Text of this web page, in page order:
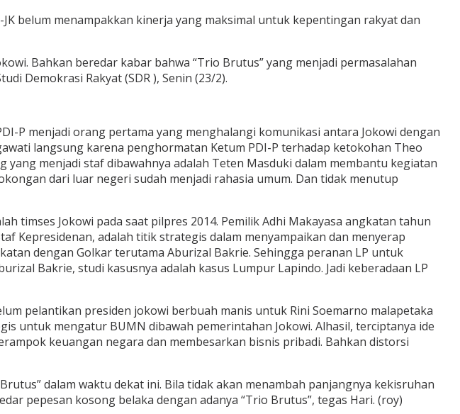
belum menampakkan kinerja yang maksimal untuk kepentingan rakyat dan
Bahkan beredar kabar bahwa “Trio Brutus” yang menjadi permasalahan
Demokrasi Rakyat (SDR ), Senin (23/2).
P menjadi orang pertama yang menghalangi komunikasi antara Jokowi dengan
langsung karena penghormatan Ketum PDI-P terhadap ketokohan Theo
menjadi staf dibawahnya adalah Teten Masduki dalam membantu kegiatan
dari luar negeri sudah menjadi rahasia umum. Dan tidak menutup
timses Jokowi pada saat pilpres 2014. Pemilik Adhi Makayasa angkatan tahun
Kepresidenan, adalah titik strategis dalam menyampaikan dan menyerap
dengan Golkar terutama Aburizal Bakrie. Sehingga peranan LP untuk
Bakrie, studi kasusnya adalah kasus Lumpur Lapindo. Jadi keberadaan LP
pelantikan presiden jokowi berbuah manis untuk Rini Soemarno malapetaka
untuk mengatur BUMN dibawah pemerintahan Jokowi. Alhasil, terciptanya ide
keuangan negara dan membesarkan bisnis pribadi. Bahkan distorsi
dalam waktu dekat ini. Bila tidak akan menambah panjangnya kekisruhan
pepesan kosong belaka dengan adanya “Trio Brutus”, tegas Hari. (roy)